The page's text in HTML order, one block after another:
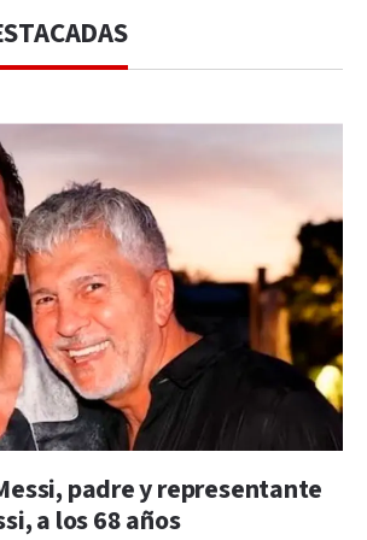
padre y representante
a los 68 años